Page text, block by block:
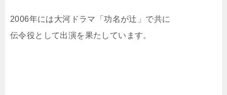
2006年には大河ドラマ「功名が辻」で共に
伝令役として出演を果たしています。